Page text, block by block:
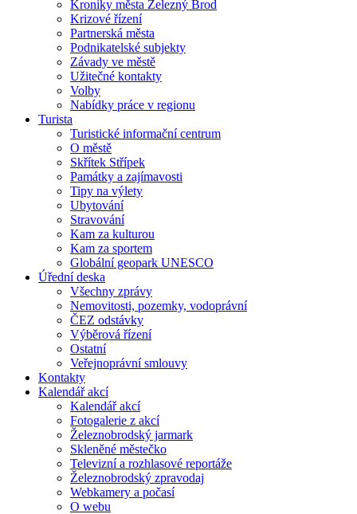
Kroniky města Železný Brod
Krizové řízení
Partnerská města
Podnikatelské subjekty
Závady ve městě
Užitečné kontakty
Volby
Nabídky práce v regionu
Turista
Turistické informační centrum
O městě
Skřítek Střípek
Památky a zajímavosti
Tipy na výlety
Ubytování
Stravování
Kam za kulturou
Kam za sportem
Globální geopark UNESCO
Úřední deska
Všechny zprávy
Nemovitosti, pozemky, vodoprávní
ČEZ odstávky
Výběrová řízení
Ostatní
Veřejnoprávní smlouvy
Kontakty
Kalendář akcí
Kalendář akcí
Fotogalerie z akcí
Železnobrodský jarmark
Skleněné městečko
Televizní a rozhlasové reportáže
Železnobrodský zpravodaj
Webkamery a počasí
O webu